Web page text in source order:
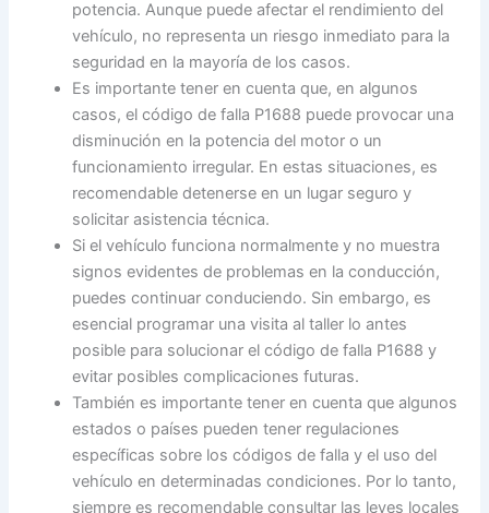
potencia. Aunque puede afectar el rendimiento del
vehículo, no representa un riesgo inmediato para la
seguridad en la mayoría de los casos.
Es importante tener en cuenta que, en algunos
casos, el código de falla P1688 puede provocar una
disminución en la potencia del motor o un
funcionamiento irregular. En estas situaciones, es
recomendable detenerse en un lugar seguro y
solicitar asistencia técnica.
Si el vehículo funciona normalmente y no muestra
signos evidentes de problemas en la conducción,
puedes continuar conduciendo. Sin embargo, es
esencial programar una visita al taller lo antes
posible para solucionar el código de falla P1688 y
evitar posibles complicaciones futuras.
También es importante tener en cuenta que algunos
estados o países pueden tener regulaciones
específicas sobre los códigos de falla y el uso del
vehículo en determinadas condiciones. Por lo tanto,
siempre es recomendable consultar las leyes locales